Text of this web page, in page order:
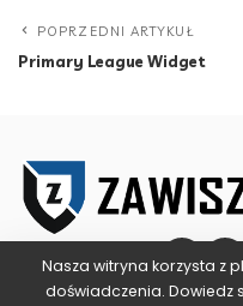
POPRZEDNI ARTYKUŁ
Primary League Widget
Nasza witryna korzysta z
doświadczenia. Dowiedz